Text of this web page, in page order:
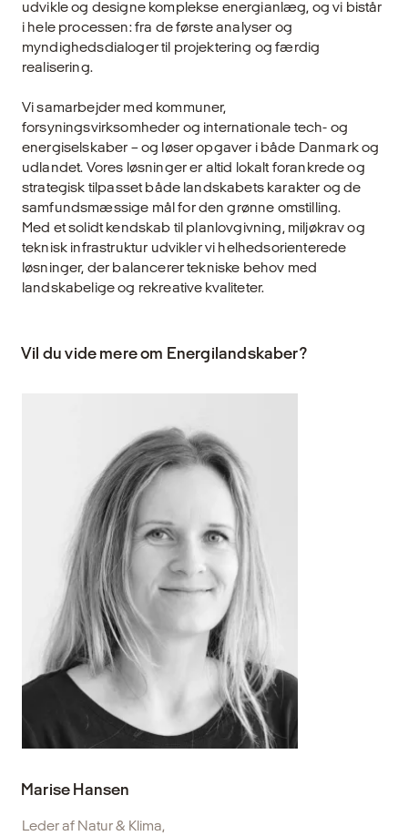
udvikle og designe komplekse energianlæg, og vi bistår
i hele processen: fra de første analyser og
myndighedsdialoger til projektering og færdig
realisering.
Vi samarbejder med kommuner,
forsyningsvirksomheder og internationale tech- og
energiselskaber – og løser opgaver i både Danmark og
udlandet. Vores løsninger er altid lokalt forankrede og
strategisk tilpasset både landskabets karakter og de
samfundsmæssige mål for den grønne omstilling.
Med et solidt kendskab til planlovgivning, miljøkrav og
teknisk infrastruktur udvikler vi helhedsorienterede
løsninger, der balancerer tekniske behov med
landskabelige og rekreative kvaliteter.
Vil du vide mere om Energilandskaber?
Marise Hansen
Leder af Natur & Klima,